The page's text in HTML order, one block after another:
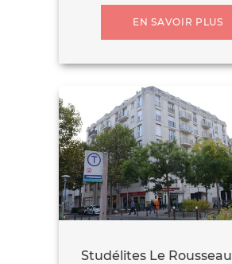
EN SAVOIR PLUS
Studélites Le Rousseau